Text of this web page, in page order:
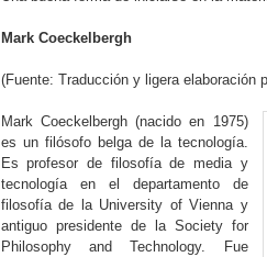
Mark Coeckelbergh
(Fuente: Traducción y ligera elaboración
Mark Coeckelbergh (nacido en 1975)
es un filósofo belga de la tecnología.
Es profesor de filosofía de media y
tecnología en el departamento de
filosofía de la University of Vienna y
antiguo presidente de la Society for
Philosophy and Technology. Fue